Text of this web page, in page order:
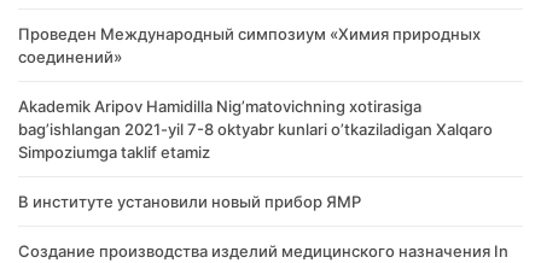
Проведен Международный симпозиум «Химия природных
соединений»
Akademik Аripov Hamidilla Nigʼmatovichning xotirasiga
bagʼishlangan 2021-yil 7-8 oktyabr kunlari oʼtkaziladigan Xalqaro
Simpoziumga taklif etamiz
В институте установили новый прибор ЯМР
Создание производства изделий медицинского назначения In